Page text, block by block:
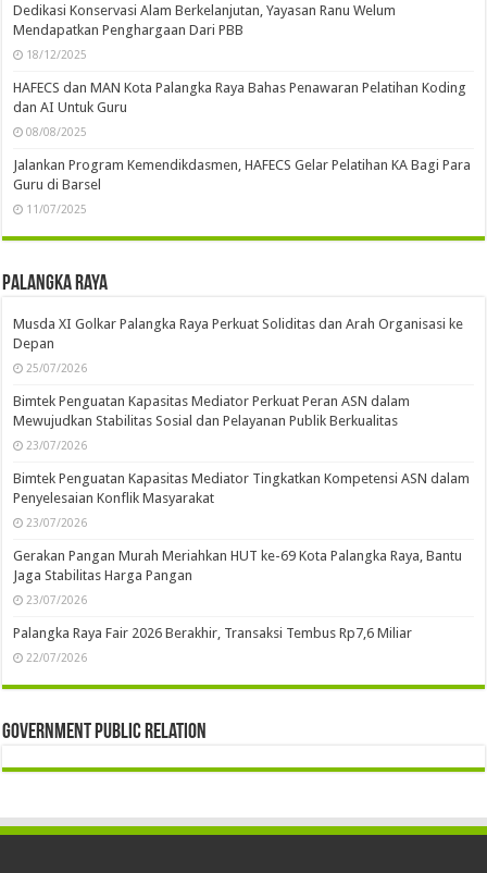
Dedikasi Konservasi Alam Berkelanjutan, Yayasan Ranu Welum
Mendapatkan Penghargaan Dari PBB
18/12/2025
HAFECS dan MAN Kota Palangka Raya Bahas Penawaran Pelatihan Koding
dan AI Untuk Guru
08/08/2025
Jalankan Program Kemendikdasmen, HAFECS Gelar Pelatihan KA Bagi Para
Guru di Barsel
11/07/2025
Palangka Raya
Musda XI Golkar Palangka Raya Perkuat Soliditas dan Arah Organisasi ke
Depan
25/07/2026
Bimtek Penguatan Kapasitas Mediator Perkuat Peran ASN dalam
Mewujudkan Stabilitas Sosial dan Pelayanan Publik Berkualitas
23/07/2026
Bimtek Penguatan Kapasitas Mediator Tingkatkan Kompetensi ASN dalam
Penyelesaian Konflik Masyarakat
23/07/2026
Gerakan Pangan Murah Meriahkan HUT ke-69 Kota Palangka Raya, Bantu
Jaga Stabilitas Harga Pangan
23/07/2026
Palangka Raya Fair 2026 Berakhir, Transaksi Tembus Rp7,6 Miliar
22/07/2026
Government Public Relation